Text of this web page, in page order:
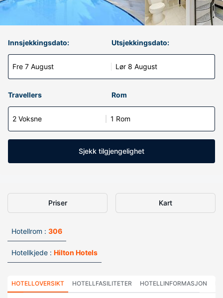
Innsjekkingsdato:
Fre 7 August
Utsjekkingsdato:
Lør 8 August
Travellers Rom
2 Voksne 1 Rom
Sjekk tilgjengelighet
Priser Kart
Hotellrom : 306
Hotellkjede : Hilton Hotels
HOTELLOVERSIKT HOTELLFASILITETER HOTELLINFORMASJON